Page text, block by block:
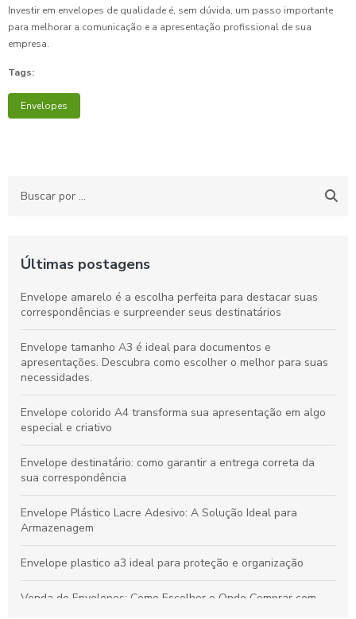
Investir em envelopes de qualidade é, sem dúvida, um passo importante
para melhorar a comunicação e a apresentação profissional de sua
empresa.
Tags:
Envelopes
Últimas postagens
Envelope amarelo é a escolha perfeita para destacar suas
correspondências e surpreender seus destinatários
Envelope tamanho A3 é ideal para documentos e
apresentações. Descubra como escolher o melhor para suas
necessidades.
Envelope colorido A4 transforma sua apresentação em algo
especial e criativo
Envelope destinatário: como garantir a entrega correta da
sua correspondência
Envelope Plástico Lacre Adesivo: A Solução Ideal para
Armazenagem
Envelope plastico a3 ideal para proteção e organização
Venda de Envelopes: Como Escolher e Onde Comprar com